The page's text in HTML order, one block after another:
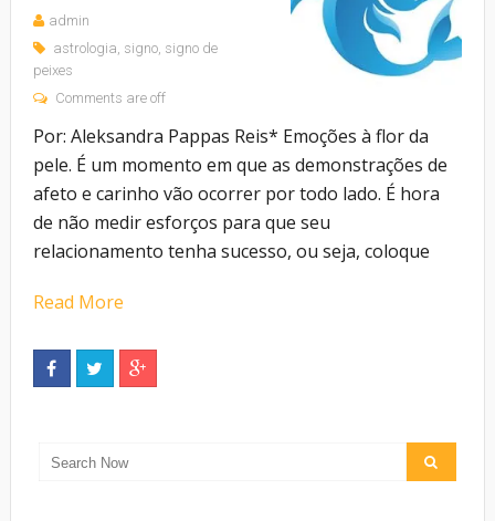
admin
astrologia, signo, signo de
peixes
Comments are off
Por: Aleksandra Pappas Reis* Emoções à flor da
pele. É um momento em que as demonstrações de
afeto e carinho vão ocorrer por todo lado. É hora
de não medir esforços para que seu
relacionamento tenha sucesso, ou seja, coloque
Read More